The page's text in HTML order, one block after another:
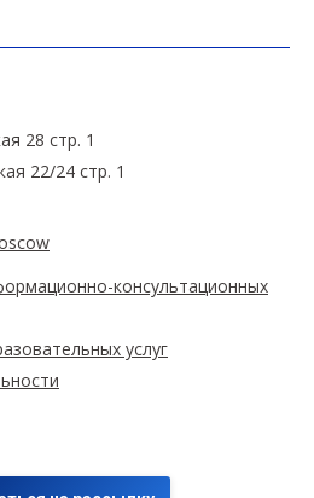
28 стр. 1
22/24 стр. 1
консультационных
услуг